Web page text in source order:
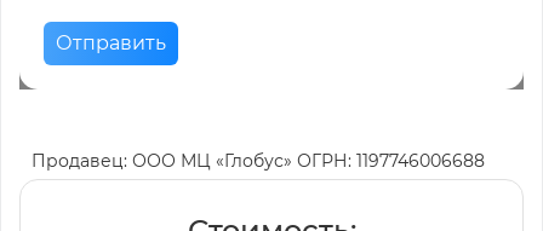
Отправить
Продавец: ООО МЦ «Глобус» ОГРН: 1197746006688